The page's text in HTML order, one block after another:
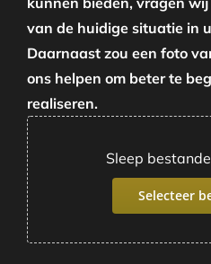
van de huidige situatie in
Daarnaast zou een foto
ons helpen om beter te
realiseren.
Sleep
Selecteer